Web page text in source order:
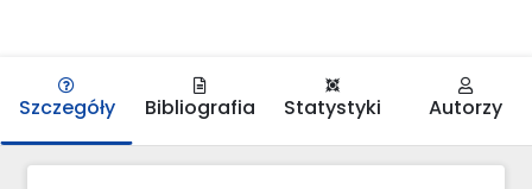
Szczegóły Bibliografia Statystyki Autorzy